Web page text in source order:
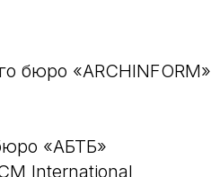
бюро «ARCHINFORM»
«АБТБ»
International